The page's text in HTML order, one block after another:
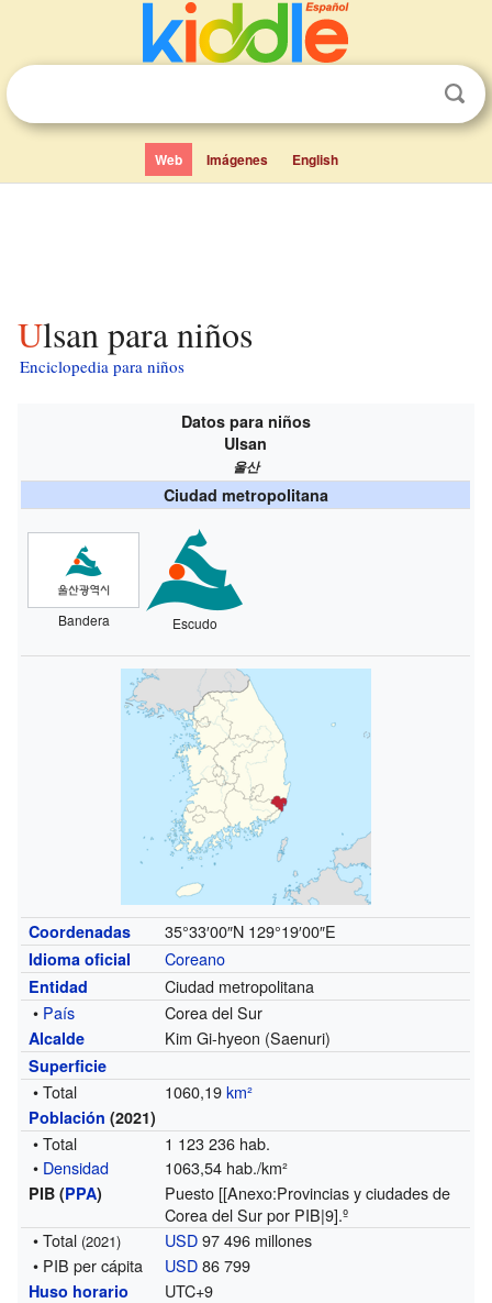
Web Imágenes English
Ulsan para niños
Enciclopedia para niños
Datos para niños
Ulsan
울산
Ciudad metropolitana
Bandera Escudo
Coordenadas 35°33′00″N 129°19′00″E
Idioma oficial Coreano
Entidad
Ciudad metropolitana
• País Corea del Sur
Alcalde Kim Gi-hyeon (Saenuri)
Superficie
• Total 1060,19km²
Población (2021)
• Total
1 123 236 hab.
• Densidad 1063,54 hab./km²
PIB (PPA)
Puesto [[Anexo:Provincias y ciudades de
Corea del Sur por PIB|9].º
• Total (2021) USD97 496 millones
• PIB per cápita
USD86 799
Huso horario
UTC+9